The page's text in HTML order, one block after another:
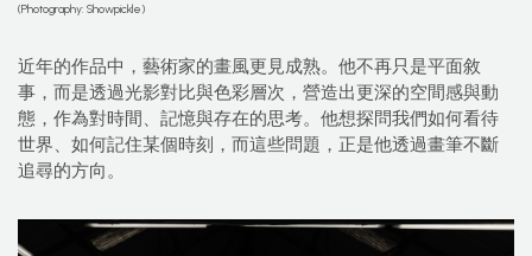
(Photography: Showpickle)
近年的作品中，藝術家的畫風更見成熟。他不再只是平面敘
事，而是透過光影對比與色彩層次，營造出更深的空間感與動
態，作為對時間、記憶與存在的思考。他想探問我們如何看待
世界、如何記住某個時刻，而這些問題，正是他透過畫筆不斷
追尋的方向。